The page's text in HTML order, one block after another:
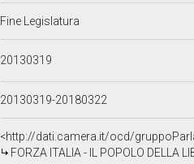
Fine Legislatura
20130319
20130319-20180322
<http://dati.camera.it/ocd/
FORZA ITALIA - IL POPOLO DELLA